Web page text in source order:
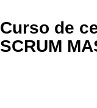
Curso de
SCRUM